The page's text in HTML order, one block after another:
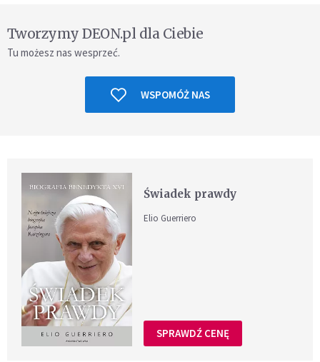
Tworzymy DEON.pl dla Ciebie
Tu możesz nas wesprzeć.
WSPOMÓŻ NAS
Świadek prawdy
Elio Guerriero
SPRAWDŹ CENĘ